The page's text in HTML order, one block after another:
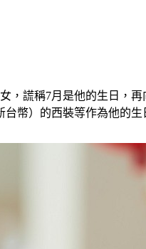
謊稱7月是他的生日，
幣）的西裝等作為他的生